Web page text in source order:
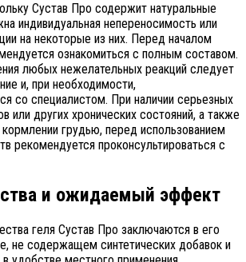
Сустав Про содержит натуральные
индивидуальная непереносимость или
на некоторые из них. Перед началом
ознакомиться с полным составом.
любых нежелательных реакций следует
и, при необходимости,
со специалистом. При наличии серьезных
или других хронических состояний, а также
грудью, перед использованием
рекомендуется проконсультироваться с
и ожидаемый эффект
геля Сустав Про заключаются в его
не содержащем синтетических добавок и